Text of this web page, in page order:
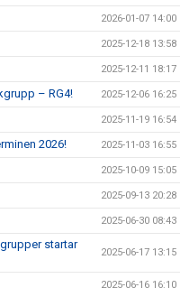
2026-01-07 14:00
2025-12-18 13:58
2025-12-11 18:17
– RG4! 2025-12-06 16:25
2025-11-19 16:54
2026! 2025-11-03 16:55
2025-10-09 15:05
2025-09-13 20:28
2025-06-30 08:43
startar
2025-06-17 13:15
2025-06-16 16:10